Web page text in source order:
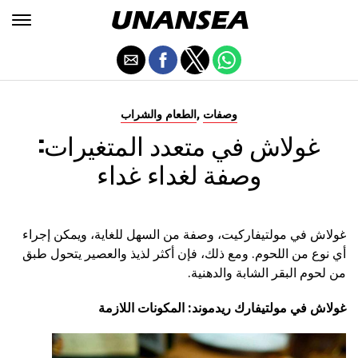
الطعام والشراب , وصفات
غولاش في متعدد المتغيرات:
وصفة لغداء غداء
غولاش في مولتيفاركيت، وصفة من السهل للغاية، ويمكن إجراء
أي نوع من اللحوم. ومع ذلك، فإن أكثر لذيذ والعصير يتحول طبق
من لحوم البقر الشابة والدهنية.
غولاش في مولتيفارك ريدموند: المكونات اللازمة